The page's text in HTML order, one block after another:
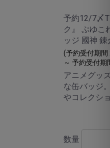
予約12/7〆
ク』 ぷゆこ
ッジ 國神 錬
(予約受付期間
～ 予約受付期
アニメグッ
な缶バッジ
やコレクシ
数量